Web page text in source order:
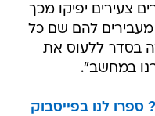
צעירים יפיקו מכך
להם שם כל
בסדר ללעוס את
במחשב".
לנו בפייסבוק